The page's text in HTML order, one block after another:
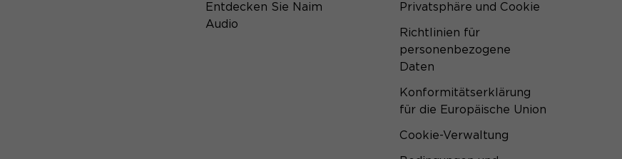
Entdecken Sie Naim
Audio
Privatsphäre und Cookie
Richtlinien für
personenbezogene
Daten
Konformitätserklärung
für die Europäische Union
Cookie-Verwaltung